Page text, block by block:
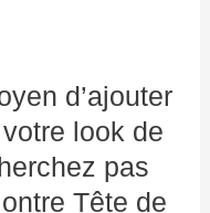
d’ajouter
look de
pas
Tête de